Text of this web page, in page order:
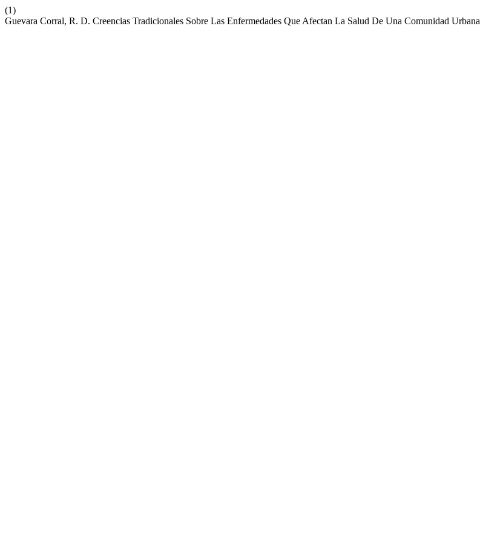
(1)
Guevara Corral, R. D. Creencias Tradicionales Sobre Las Enfermedades Que Afectan La Salud De Una Comunidad